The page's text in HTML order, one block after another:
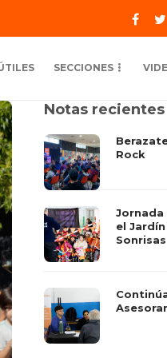
SECCIONES
Notas recientes
Rock
Jornada
el
Sonrisas